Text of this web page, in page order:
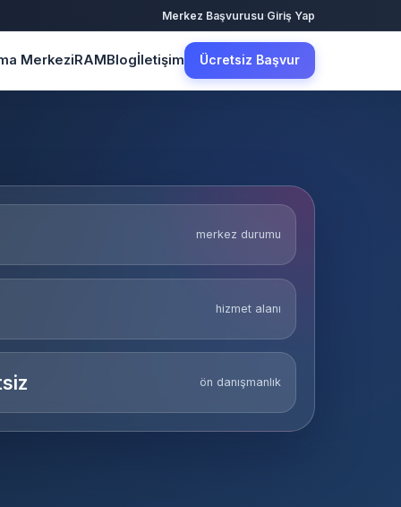
Merkez Başvurusu·Giriş Yap
MerkeziRAMBlogİletişim Ücretsiz Başvur
merkez durumu
hizmet alanı
ön danışmanlık